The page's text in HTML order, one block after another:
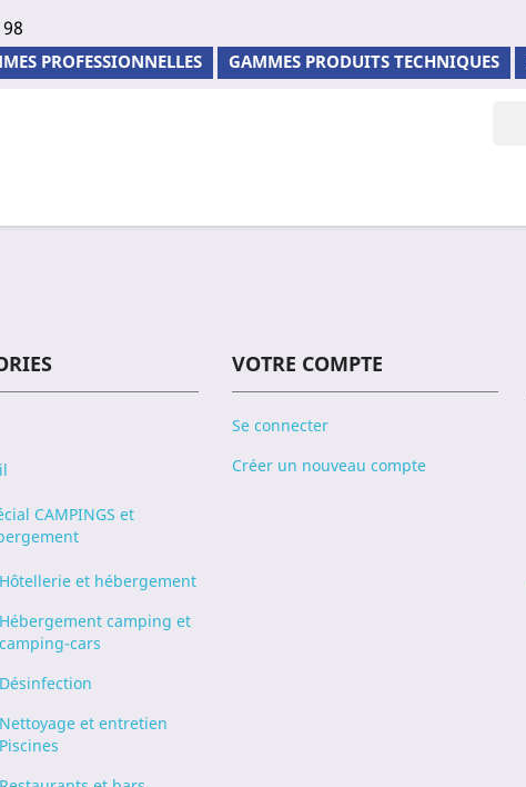
PROFESSIONNELLES GAMMES PRODUITS TECHNIQUES
CAMPINGS et
Hôtellerie et hébergement
Hébergement camping et
camping-cars
Désinfection
Nettoyage et entretien
Piscines
VOTRE COMPTE
Se connecter
Créer un nouveau compte